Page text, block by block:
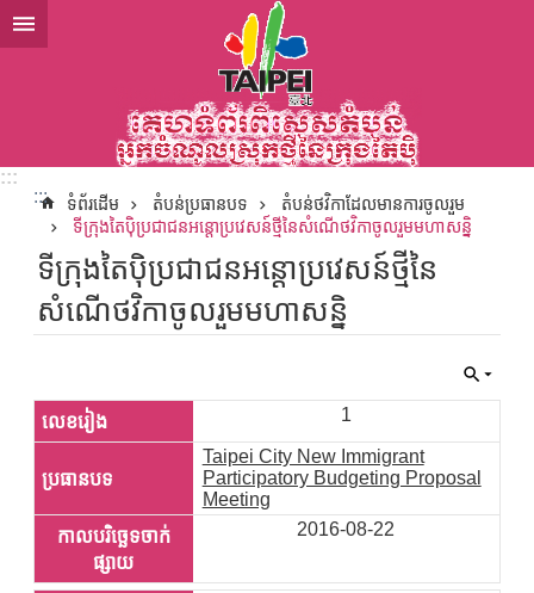
ទៅកាន់មាតិកាប្លុកមាតិកាសំខាន់
:::
:::
ទំព័រដើម តំបន់ប្រធានបទ
តំបន់ថវិកាដែលមានការចូលរួម
ទីក្រុងតៃប៉ិប្រជាជនអន្តោប្រវេសន៍ថ្មីនៃសំណើថវិកាចូលរួមមហាសន្និ
ទីក្រុងតៃប៉ិប្រជាជនអន្តោប្រវេសន៍ថ្មីនៃ
សំណើថវិកាចូលរួមមហាសន្និ
1
Taipei City New Immigrant
Participatory Budgeting Proposal
Meeting
2016-08-22